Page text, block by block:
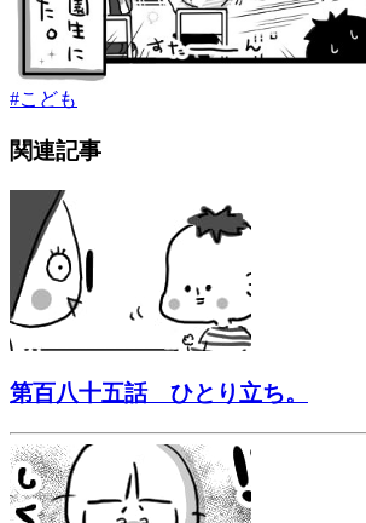
#こども
関連記事
第百八十五話 ひとり立ち。